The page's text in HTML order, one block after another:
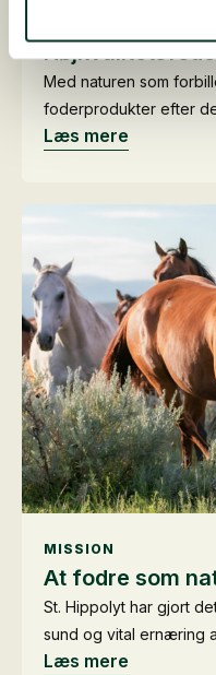
Med naturen som
foderprodukter efter
Læs mere
MISSION
At fodre som
St. Hippolyt har gjort
sund og vital ernæring
Læs mere